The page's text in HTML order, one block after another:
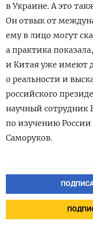
в Украине. А это
Он отвык от
ему в лицо могут
а практика
и Китая уже имеют
о реальности и
российского
научный сотрудник
по изучению
Саморуков.